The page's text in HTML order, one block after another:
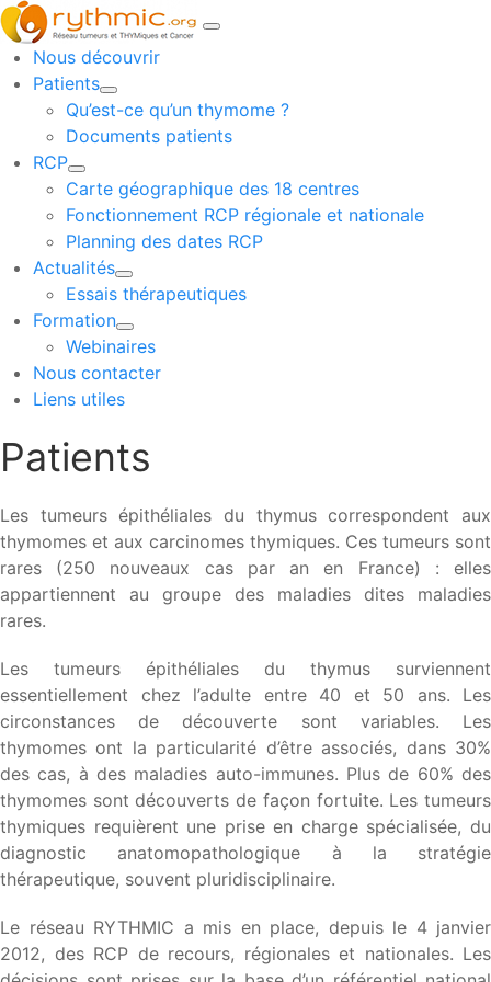
Nous découvrir
Patients
Qu’est-ce qu’un thymome ?
Documents patients
RCP
Carte géographique des 18 centres
Fonctionnement RCP régionale et nationale
Planning des dates RCP
Actualités
Essais thérapeutiques
Formation
Webinaires
Nous contacter
Liens utiles
Patients
Les tumeurs épithéliales du thymus correspondent aux
thymomes et aux carcinomes thymiques. Ces tumeurs sont
rares (250 nouveaux cas par an en France) : elles
appartiennent au groupe des maladies dites maladies
rares.
Les tumeurs épithéliales du thymus surviennent
essentiellement chez l’adulte entre 40 et 50 ans. Les
circonstances de découverte sont variables. Les
thymomes ont la particularité d’être associés, dans 30%
des cas, à des maladies auto-immunes. Plus de 60% des
thymomes sont découverts de façon fortuite. Les tumeurs
thymiques requièrent une prise en charge spécialisée, du
diagnostic anatomopathologique à la stratégie
thérapeutique, souvent pluridisciplinaire.
Le réseau RYTHMIC a mis en place, depuis le 4 janvier
2012, des RCP de recours, régionales et nationales. Les